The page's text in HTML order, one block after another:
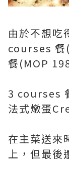
由於不想吃
courses 餐
餐(MOP
3 courses
法式燉蛋
在主菜送來
上，但最後